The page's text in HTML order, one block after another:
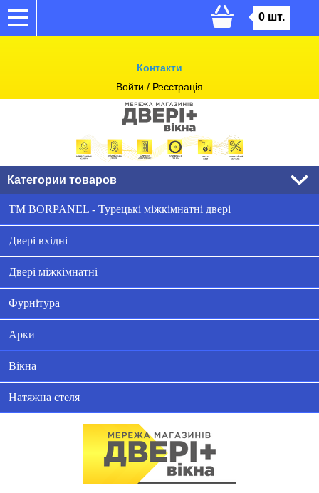
Контакти
Войти / Реєстрація
0 шт.
Категории товаров
ТМ BORPANEL - Турецькі міжкімнатні двері
Двері вхідні
Двері міжкімнатні
Фурнітура
Арки
Вікна
Натяжна стеля